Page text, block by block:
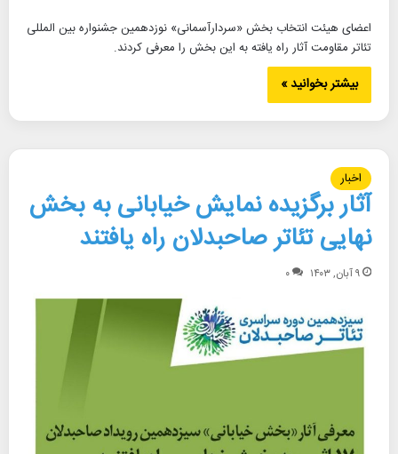
اعضای هیئت انتخاب بخش «سردارآسمانی» نوزدهمین جشنواره بین المللی
تئاتر مقاومت آثار راه یافته به این بخش را معرفی کردند.
بیشتر بخوانید »
اخبار
آثار برگزیده نمایش خیابانی به بخش
نهایی تئاتر صاحبدلان راه یافتند
۹ آبان, ۱۴۰۳ ۰